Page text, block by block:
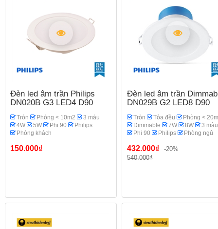
Đèn led âm trần Philips
DN020B G3 LED4 D90
Tròn Phòng < 10m2
3 màu
4W
5W Phi 90
Philips
Phòng khách
150.000₫
Đèn led âm trần
DN029B G2 LED8 D90
Tròn Tỏa đều
Phòng <
Dimmable
7W 8W
3 màu
Phi 90
Philips Phòng ngủ
432.000₫
-20%
540.000₫